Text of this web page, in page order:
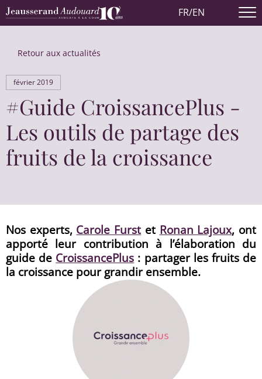
FR/EN
Retour aux actualités
février 2019
#Guide CroissancePlus -
Les outils de partage des
fruits de la croissance
Nos experts, Carole Furst et Ronan Lajoux, ont
apporté leur contribution à l’élaboration du
guide de CroissancePlus : partager les fruits de
la croissance pour grandir ensemble.